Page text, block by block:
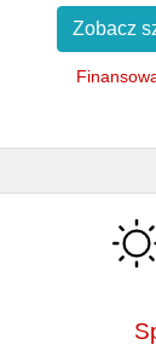
Zobacz